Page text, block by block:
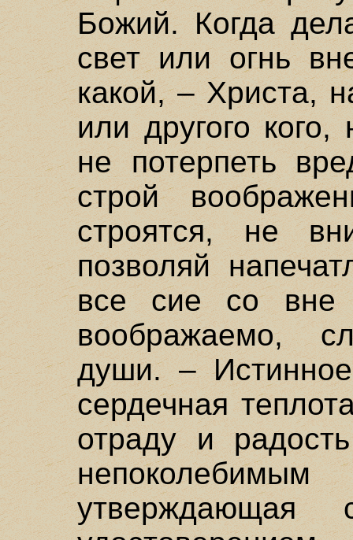
Божий. Когда
свет или огнь
какой, – Христа,
или другого
не потерпеть
строй
строятся, не
позволяй
все сие со вне
воображаемо,
души. –
сердечная
отраду и
утверждающая